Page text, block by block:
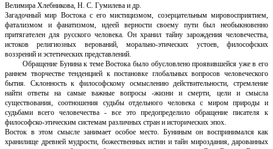
Велимира Хлебникова, Н. С. Гумилева и др.
Загадочный мир Востока с его мистицизмом, созерцательным мировосприятием,
фатализмом и фанатизмом, идеей верности своему пути был необыкновенно
притягателен для русского человека. Он хранил тайну зарождения человечества,
истоков религиозных верований, морально-этических устоев, философских
воззрений и эстетических представлений.
Обращение Бунина к теме Востока было обусловлено проявившейся уже в его
раннем творчестве тенденцией к постановке глобальных вопросов человеческого
бытия. Склонность к философскому осмыслению действительности, стремление
найти ответы на самые важные вопросы -жизни и смерти, цели и смысла
существования, соотношения судьбы отдельного человека с миром природы и
судьбами всего человечества - все это предопределило обращение писателя к
философско-этическим системам различных стран и исторических эпох.
Восток в этом смысле занимает особое место. Буниным он воспринимался как
хранилище древней мудрости, божественных истин и тайн мироздания, дарованных